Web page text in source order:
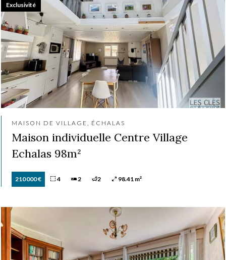
MAISON DE VILLAGE, ÉCHALAS
Maison individuelle Centre Village
Echalas 98m²
210 000 € 4 2 2 98.41 m²
Exclusivité